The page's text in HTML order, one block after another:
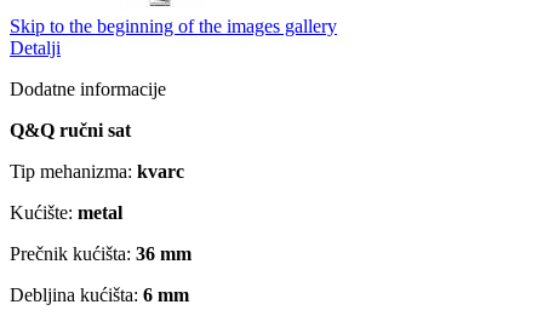
Skip to the beginning of the images gallery
Detalji
Dodatne informacije
Q&Q ručni sat
Tip mehanizma: kvarc
Kućište: metal
Prečnik kućišta: 36 mm
Debljina kućišta: 6 mm